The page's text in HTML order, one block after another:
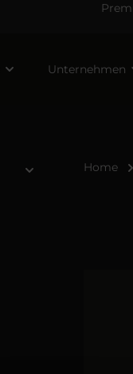
Unternehmen
Home